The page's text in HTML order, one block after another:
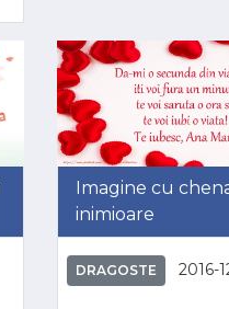
Imagine cu
inimioare
DRAGOSTE 2016-